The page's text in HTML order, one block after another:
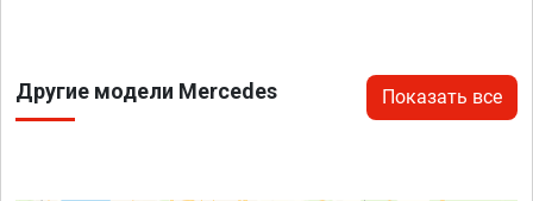
Другие модели Mercedes Показать все